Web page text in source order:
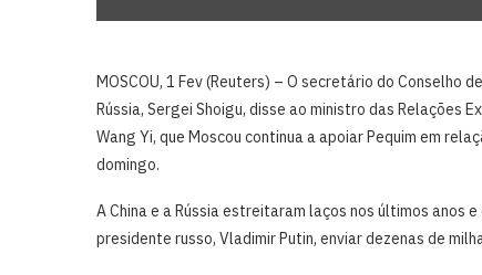
MOSCOU, 1 Fev (Reuters) – O secretário do ‍Conselho
Rússia, ⁠Sergei Shoigu, disse ao ministro das Relações
Wang Yi, que Moscou continua a apoiar Pequim em
domingo.
A China e a Rússia estreitaram laços nos últimos anos
presidente russo, Vladimir Putin, enviar dezenas de